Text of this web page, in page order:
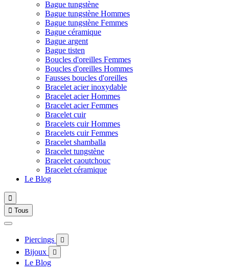
Bague tungstène
Bague tungstène Hommes
Bague tungstène Femmes
Bague céramique
Bague argent
Bague tisten
Boucles d'oreilles Femmes
Boucles d'oreilles Hommes
Fausses boucles d'oreilles
Bracelet acier inoxydable
Bracelet acier Hommes
Bracelet acier Femmes
Bracelet cuir
Bracelets cuir Hommes
Bracelets cuir Femmes
Bracelet shamballa
Bracelet tungstène
Bracelet caoutchouc
Bracelet céramique
Le Blog

 Tous
Piercings 
Bijoux 
Le Blog